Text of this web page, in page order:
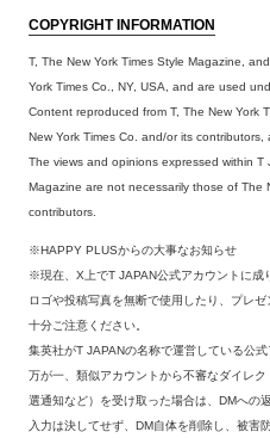
COPYRIGHT INFORMATION
T, The New York Times Style Magazine,
York Times Co., NY, USA, and are used
Content reproduced from T, The New York
New York Times Co. and/or its contributors,
The views and opinions expressed within T
Magazine are not necessarily those of The
contributors.
※HAPPY PLUSからの大事なお知らせ
※現在、X上でT JAPAN公式アカウントに成
ロゴや投稿写真を無断で使用したり、プレ
十分ご注意ください。
集英社がT JAPANの名称で運営している公
万が一、類似アカウントから不審なダイレ
選通知など）を受け取った場合は、DMへの
入力は決してせず、DM自体を削除し、被害